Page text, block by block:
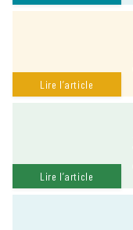
Lire l’article
Lire l’article